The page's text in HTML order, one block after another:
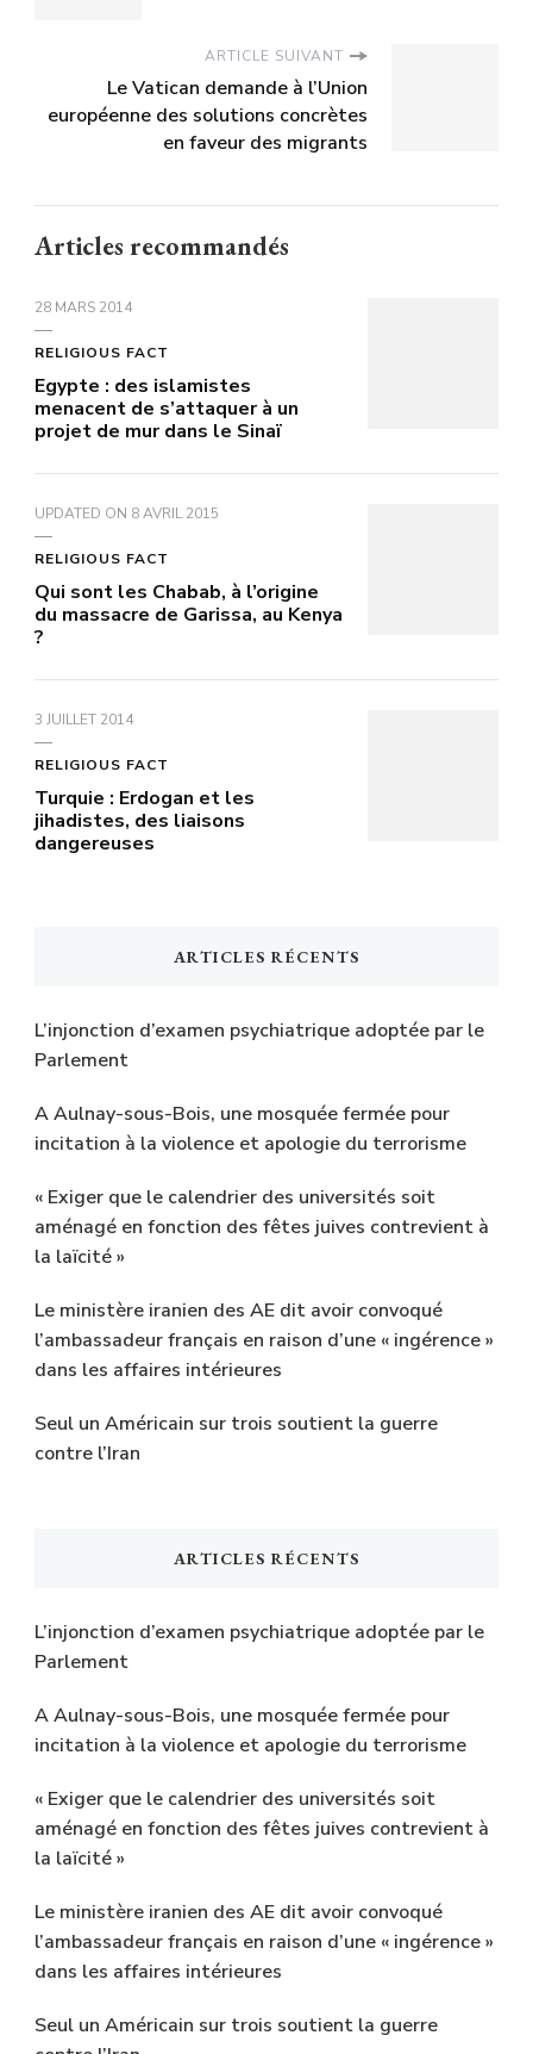
ARTICLE SUIVANT
Le Vatican demande à l’Union
européenne des solutions concrètes
en faveur des migrants
Articles recommandés
28 MARS 2014
RELIGIOUS FACT
Egypte : des islamistes
menacent de s’attaquer à un
projet de mur dans le Sinaï
UPDATED ON 8 AVRIL 2015
RELIGIOUS FACT
Qui sont les Chabab, à l’origine
du massacre de Garissa, au Kenya
?
3 JUILLET 2014
RELIGIOUS FACT
Turquie : Erdogan et les
jihadistes, des liaisons
dangereuses
ARTICLES RÉCENTS
L’injonction d’examen psychiatrique adoptée par le
Parlement
A Aulnay-sous-Bois, une mosquée fermée pour
incitation à la violence et apologie du terrorisme
« Exiger que le calendrier des universités soit
aménagé en fonction des fêtes juives contrevient à
la laïcité »
Le ministère iranien des AE dit avoir convoqué
l’ambassadeur français en raison d’une « ingérence »
dans les affaires intérieures
Seul un Américain sur trois soutient la guerre
contre l’Iran
ARTICLES RÉCENTS
L’injonction d’examen psychiatrique adoptée par le
Parlement
A Aulnay-sous-Bois, une mosquée fermée pour
incitation à la violence et apologie du terrorisme
« Exiger que le calendrier des universités soit
aménagé en fonction des fêtes juives contrevient à
la laïcité »
Le ministère iranien des AE dit avoir convoqué
l’ambassadeur français en raison d’une « ingérence »
dans les affaires intérieures
Seul un Américain sur trois soutient la guerre